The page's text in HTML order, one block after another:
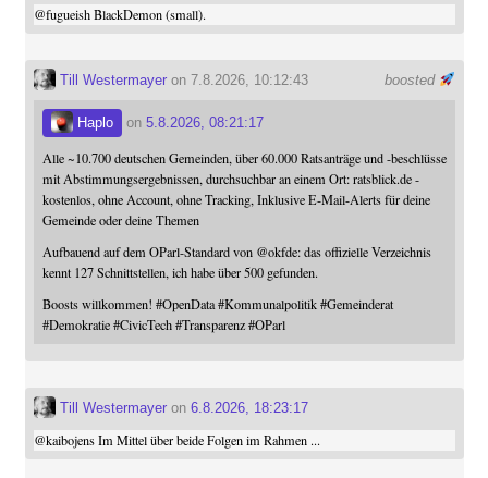
@fugueishBlackDemon (small).
boosted
Till Westermayeron 7.8.2026, 10:12:43
Haplo on 5.8.2026, 08:21:17
Alle ~10.700 deutschen Gemeinden, über 60.000 Ratsanträge und -beschlüsse
mit Abstimmungsergebnissen, durchsuchbar an einem Ort: ratsblick.de -
kostenlos, ohne Account, ohne Tracking, Inklusive E-Mail-Alerts für deine
Gemeinde oder deine Themen
Aufbauend auf dem OParl-Standard von @okfde: das offizielle Verzeichnis
kennt 127 Schnittstellen, ich habe über 500 gefunden.
Boosts willkommen! #OpenData #Kommunalpolitik #Gemeinderat
#Demokratie #CivicTech #Transparenz #OParl
Till Westermayeron 6.8.2026, 18:23:17
@kaibojensIm Mittel über beide Folgen im Rahmen ...